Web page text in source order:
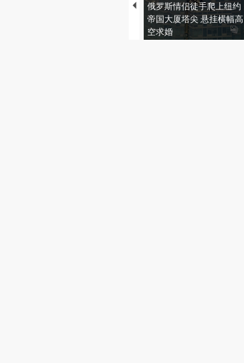
俄罗斯情侣徒手爬上纽约
帝国大厦塔尖 悬挂横幅高
空求婚